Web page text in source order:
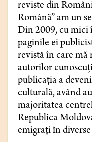
reviste din
Română” am un
Din 2009, cu mici
paginile ei
revistă în care mă
autorilor
publicația a
culturală, având
majoritatea
Republica
emigrați în